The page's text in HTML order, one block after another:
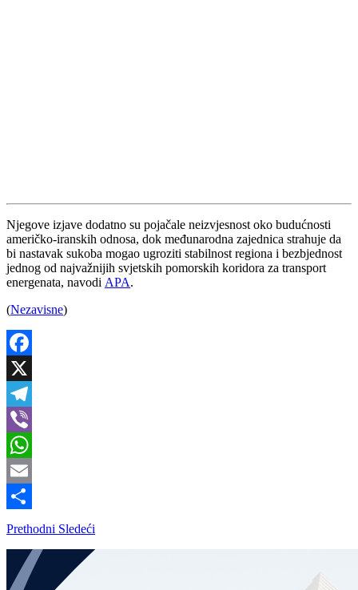
Njegove izjave dodatno su pojačale neizvjesnost oko budućnosti
američko-iranskih odnosa, dok međunarodna zajednica strahuje da
bi nastavak sukoba mogao ugroziti stabilnost regiona i bezbjednost
jednog od najvažnijih svjetskih pomorskih koridora za transport
energenata, navodi APA.
(Nezavisne)
Facebook
X
Telegram
Viber
WhatsApp
Email
Share
Prethodni Sledeći